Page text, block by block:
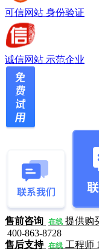
可信网站 身份验证
诚信网站 示范企业
售前咨询 在线 提供购
400-863-8728
售后支持 在线 工程师